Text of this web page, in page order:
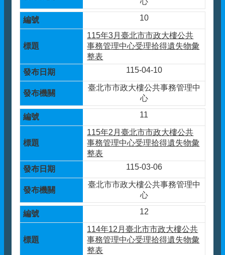
10
115年3月臺北市市政大樓公共
事務管理中心受理拾得遺失物彙
整表
115-04-10
臺北市市政大樓公共事務管理中
心
11
115年2月臺北市市政大樓公共
事務管理中心受理拾得遺失物彙
整表
115-03-06
臺北市市政大樓公共事務管理中
心
12
114年12月臺北市市政大樓公共
事務管理中心受理拾得遺失物彙
整表